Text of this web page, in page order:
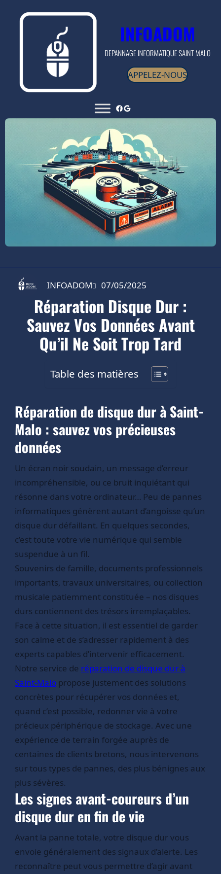
INFOADOM
DEPANNAGE INFORMATIQUE SAINT MALO
APPELEZ-NOUS
INFOADOM 07/05/2025
Réparation Disque Dur :
Sauvez Vos Données Avant
Qu’il Ne Soit Trop Tard
Table des matières
Réparation de disque dur à Saint-
Malo : sauvez vos précieuses
données
Un écran noir soudain, un message d’erreur
incompréhensible, ou ce bruit inquiétant qui
résonne dans votre ordinateur… Peu de pannes
informatiques génèrent autant d’angoisse qu’un
disque dur défaillant. En quelques secondes,
c’est toute votre vie numérique qui semble
suspendue à un fil.
Souvenirs de famille, documents professionnels
importants, travaux universitaires, ou collection
musicale patiemment constituée – nos disques
durs contiennent des trésors irremplaçables.
Face à cette situation, il est essentiel de garder
son calme et de s’adresser rapidement à des
experts capables d’intervenir efficacement.
Notre service de réparation de disque dur à
Saint-Malo propose justement des solutions
concrètes pour récupérer vos données et,
quand c’est possible, redonner vie à votre
précieux périphérique de stockage. Avec une
expérience de terrain forgée auprès de
centaines de clients bretons, nous intervenons
sur tous types de pannes, des plus bénignes aux
plus sévères.
Les signes avant-coureurs d’un
disque dur en fin de vie
Avant la panne totale, votre disque dur vous
envoie généralement des signaux d’alerte. Les
reconnaître peut vous permettre d’agir avant